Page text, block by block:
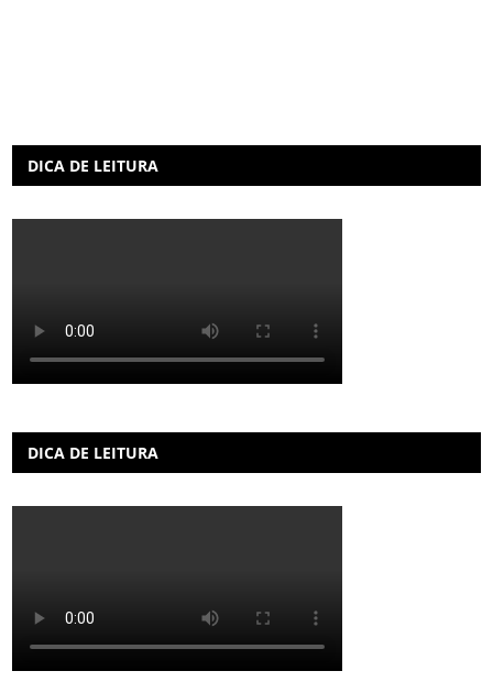
DICA DE LEITURA
DICA DE LEITURA